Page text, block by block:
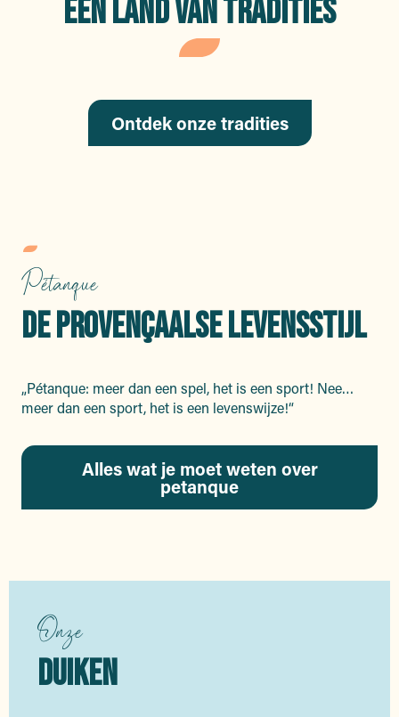
EEN LAND VAN TRADITIES
Ontdek onze tradities
Pétanque
DE PROVENÇAALSE LEVENSSTIJL
„Pétanque: meer dan een spel, het is een sport! Nee…
meer dan een sport, het is een levenswijze!“
Alles wat je moet weten over
petanque
Onze
DUIKEN